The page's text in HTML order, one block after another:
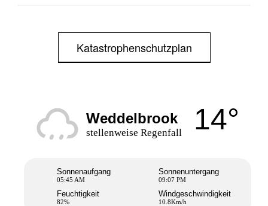
Katastrophenschutzplan
Weddelbrook
stellenweise Regenfall 14°
Sonnenaufgang
05:45 AM
Sonnenuntergang
09:07 PM
Feuchtigkeit
82%
Windgeschwindigkeit
10.8Km/h